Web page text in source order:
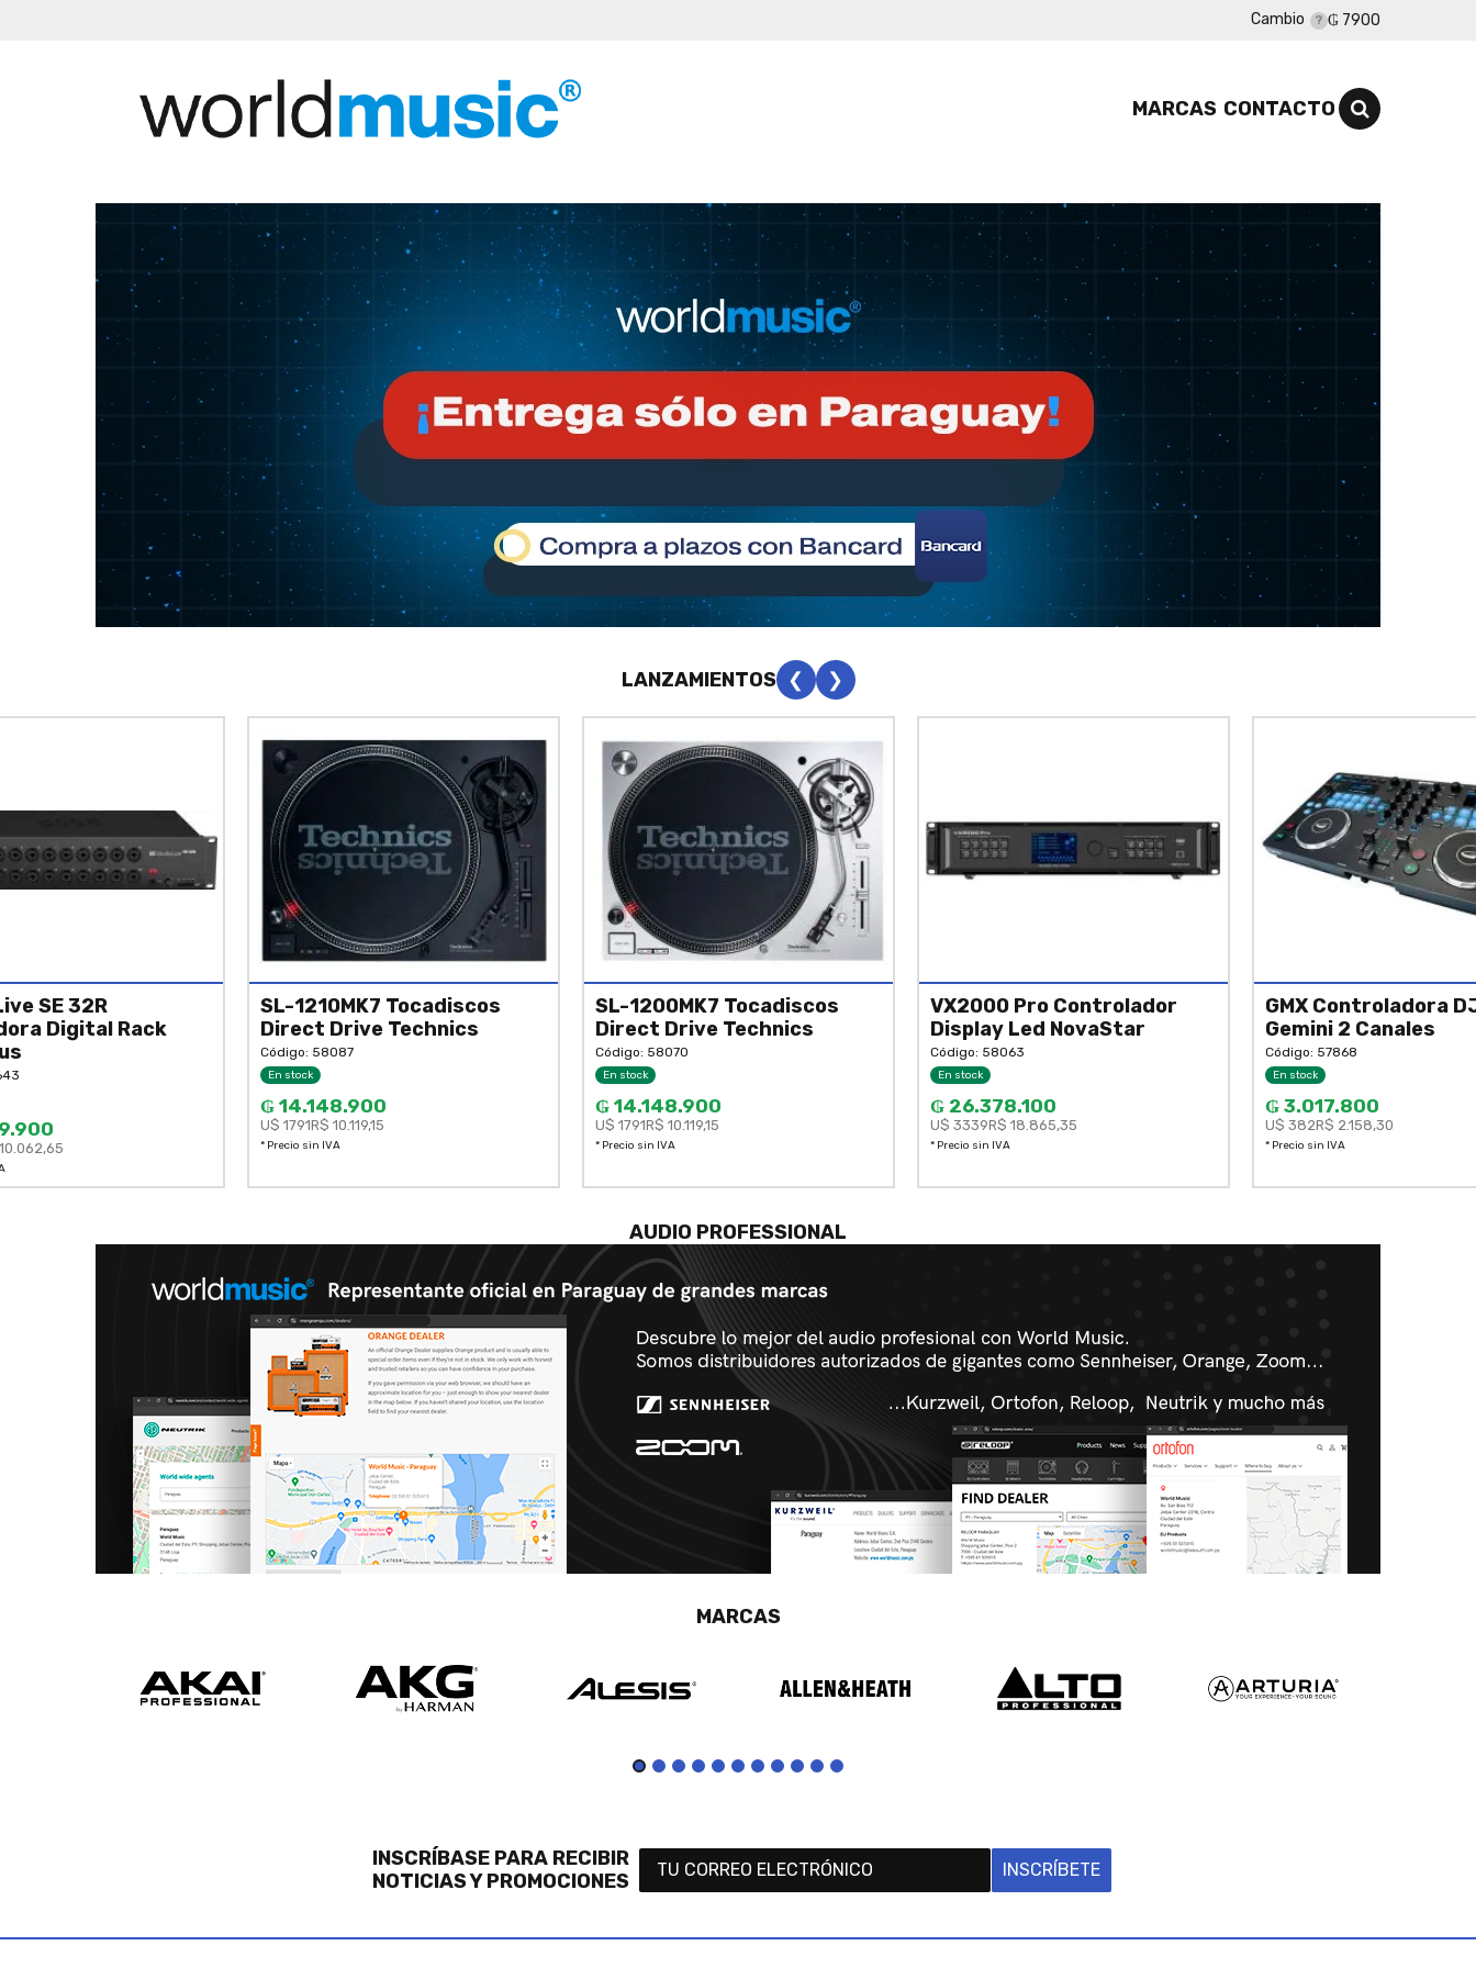
Cambio ₲ 7900
MARCAS CONTACTO
LANZAMIENTOS ❮ ❯
SE 32R
Digital Rack
SL-1210MK7 Tocadiscos
Direct Drive Technics
Código: 58087
En stock
₲ 14.148.900
U$ 1791R$ 10.119,15
* Precio sin IVA
SL-1200MK7 Tocadiscos
Direct Drive Technics
Código: 58070
En stock
₲ 14.148.900
U$ 1791R$ 10.119,15
* Precio sin IVA
VX2000 Pro Controlador
Display Led NovaStar
Código: 58063
En stock
₲ 26.378.100
U$ 3339R$ 18.865,35
* Precio sin IVA
GMX Controladora
Gemini 2 Canales
Código: 57868
En stock
₲ 3.017.800
U$ 382R$ 2.158,30
* Precio sin IVA
AUDIO PROFESSIONAL
MARCAS
INSCRÍBASE PARA RECIBIR
NOTICIAS Y PROMOCIONES